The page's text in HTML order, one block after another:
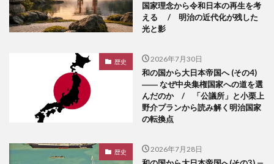
国家理念から令和日本の再生を考
える / 明治の近代化が残した
光と影
歴史 2026年7月30日
和の国から大日本帝国へ (その4)
―― なぜ中央集権国家への道を選
んだのか / 「公議所」と小栗上
野介プランから読み解く明治国家
の転換点
歴史 2026年7月28日